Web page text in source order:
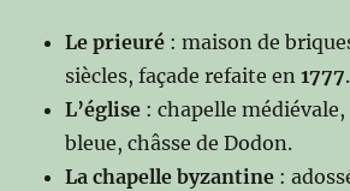
Le prieuré : maison de
siècles, façade refaite en1777.
L’église : chapelle
bleue, châsse de Dodon.
La chapelle byzantine :